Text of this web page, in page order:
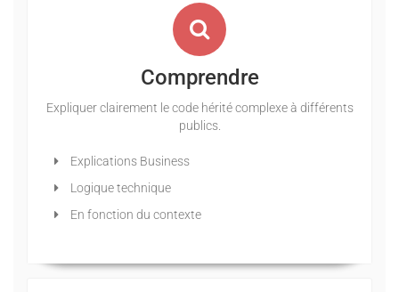
Comprendre
Expliquer clairement le code hérité complexe à différents
publics.
Explications Business
Logique technique
En fonction du contexte